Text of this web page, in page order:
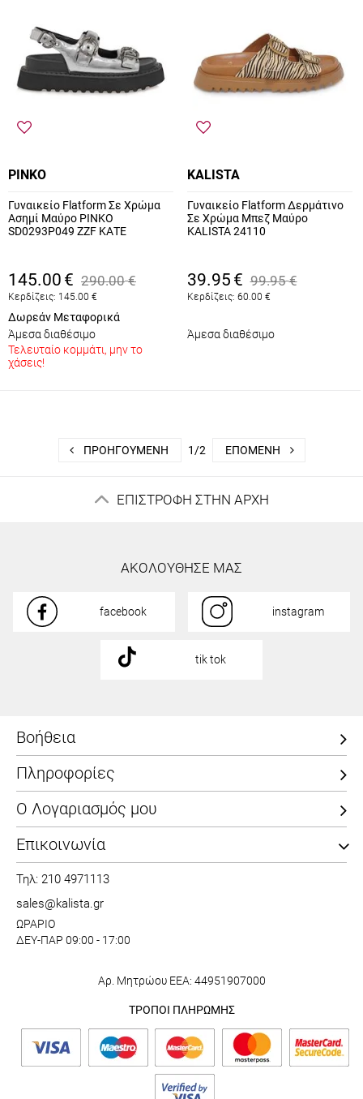
PINKO
Γυναικείο Flatform Σε Χρώμα
Ασημί Μαύρο PINKO
SD0293P049 ZZF ΚΑΤΕ
145.00 € 290.00 €
Κερδίζεις: 145.00 €
Δωρεάν Μεταφορικά
Άμεσα διαθέσιμο
Τελευταίο κομμάτι, μην το
χάσεις!
KALISTA
Γυναικείο Flatform Δερμάτινο
Σε Χρώμα Μπεζ Μαύρο
KALISTA 24110
39.95 € 99.95 €
Κερδίζεις: 60.00 €
Άμεσα διαθέσιμο
ΠΡΟΗΓΟΎΜΕΝΗ 1/2 ΕΠΌΜΕΝΗ
ΕΠΙΣΤΡΟΦΗ ΣΤΗΝ ΑΡΧΗ
ΑΚΟΛΟΥΘΗΣΕ ΜΑΣ
facebook instagram
tik tok
Βοήθεια
Πληροφορίες
Ο Λογαριασμός μου
Επικοινωνία
Τηλ: 210 4971113
sales@kalista.gr
ΩΡΑΡΙΟ
ΔΕΥ-ΠΑΡ 09:00 - 17:00
Αρ. Μητρώου ΕΕΑ: 44951907000
ΤΡΟΠΟΙ ΠΛΗΡΩΜΗΣ